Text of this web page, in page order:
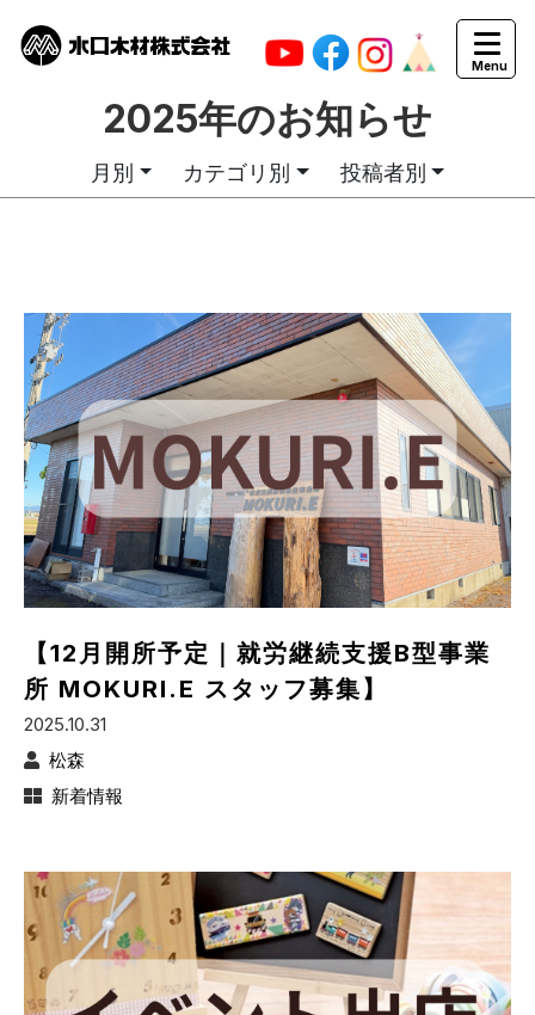
2025年のお知らせ
月別 カテゴリ別 投稿者別
【12月開所予定｜就労継続支援B型事業
所 MOKURI.E スタッフ募集】
2025.10.31
松森
新着情報